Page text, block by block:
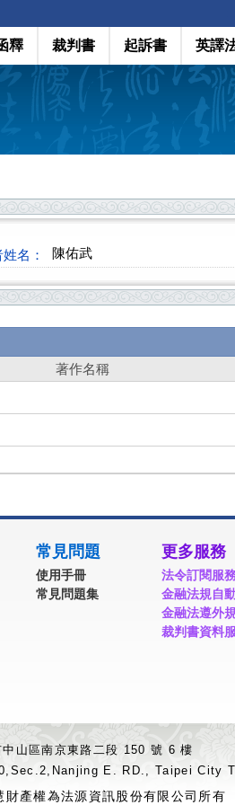
釋 裁判書 起訴書 英譯
名： 陳佑武
著作名稱
常見問題
使用手冊
常見問題集
更多服務
法令訂閱服
金融法規自
金融法遵外
裁判書資料
山區南京東路二段 150 號 6 樓
E. RD., Taipei City
財產權為法源資訊股份有限公司所有